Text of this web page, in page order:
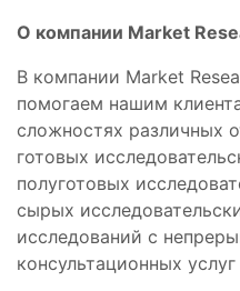
О компании Market
В компании Market
помогаем нашим
сложностях различных
готовых
полуготовых
сырых
исследований с
консультационных